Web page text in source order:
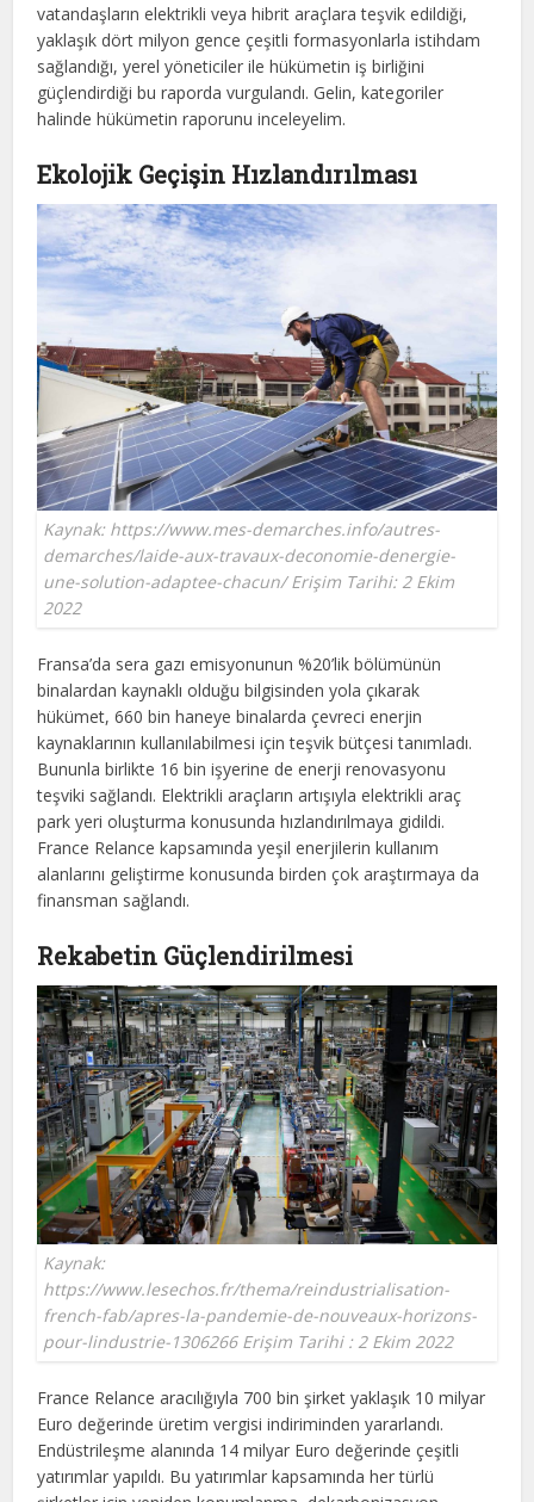
vatandaşların elektrikli veya hibrit araçlara teşvik edildiği,
yaklaşık dört milyon gence çeşitli formasyonlarla istihdam
sağlandığı, yerel yöneticiler ile hükümetin iş birliğini
güçlendirdiği bu raporda vurgulandı. Gelin, kategoriler
halinde hükümetin raporunu inceleyelim.
Ekolojik Geçişin Hızlandırılması
Kaynak: https://www.mes-demarches.info/autres-
demarches/laide-aux-travaux-deconomie-denergie-
une-solution-adaptee-chacun/ Erişim Tarihi: 2 Ekim
2022
Fransa’da sera gazı emisyonunun %20’lik bölümünün
binalardan kaynaklı olduğu bilgisinden yola çıkarak
hükümet, 660 bin haneye binalarda çevreci enerjin
kaynaklarının kullanılabilmesi için teşvik bütçesi tanımladı.
Bununla birlikte 16 bin işyerine de enerji renovasyonu
teşviki sağlandı. Elektrikli araçların artışıyla elektrikli araç
park yeri oluşturma konusunda hızlandırılmaya gidildi.
France Relance kapsamında yeşil enerjilerin kullanım
alanlarını geliştirme konusunda birden çok araştırmaya da
finansman sağlandı.
Rekabetin Güçlendirilmesi
Kaynak:
https://www.lesechos.fr/thema/reindustrialisation-
french-fab/apres-la-pandemie-de-nouveaux-horizons-
pour-lindustrie-1306266 Erişim Tarihi : 2 Ekim 2022
France Relance aracılığıyla 700 bin şirket yaklaşık 10 milyar
Euro değerinde üretim vergisi indiriminden yararlandı.
Endüstrileşme alanında 14 milyar Euro değerinde çeşitli
yatırımlar yapıldı. Bu yatırımlar kapsamında her türlü